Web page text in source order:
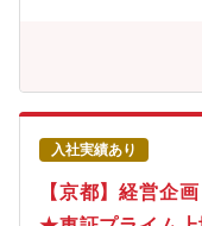
例】AI時代におけるマ
画/開発弁護革命、日
【組織について】弁
戦略室は、主に以下
室や社外専門家と連携
会社の人事制度・労務
等のレビュー■未払残
事・労務リスクの評価
労士等）との連携等３
会社の人事機能の強化
の策定■等級・評価・
アンス体制の構築■組
入社実績あり
【京都】経営企